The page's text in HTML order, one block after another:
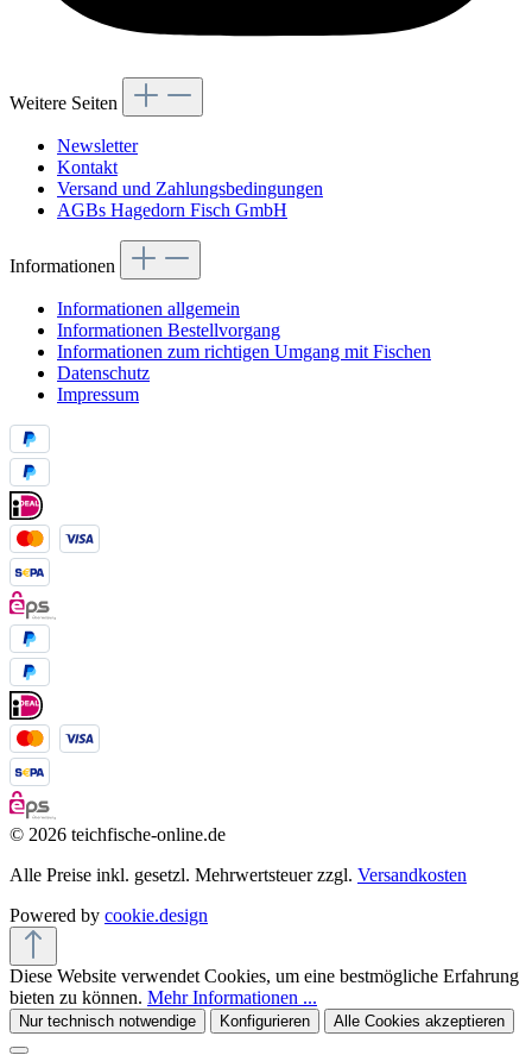
Weitere Seiten
Newsletter
Kontakt
Versand und Zahlungsbedingungen
AGBs Hagedorn Fisch GmbH
Informationen
Informationen allgemein
Informationen Bestellvorgang
Informationen zum richtigen Umgang mit Fischen
Datenschutz
Impressum
© 2026 teichfische-online.de
Alle Preise inkl. gesetzl. Mehrwertsteuer zzgl. Versandkosten
Powered by cookie.design
Diese Website verwendet Cookies, um eine bestmögliche Erfahrung
bieten zu können. Mehr Informationen ...
Nur technisch notwendige Konfigurieren Alle Cookies akzeptieren